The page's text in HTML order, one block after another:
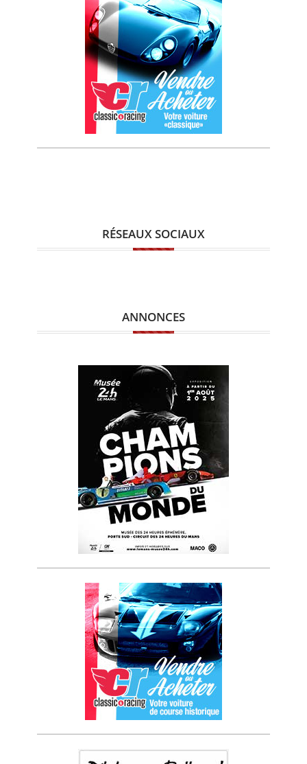
RÉSEAUX SOCIAUX
ANNONCES